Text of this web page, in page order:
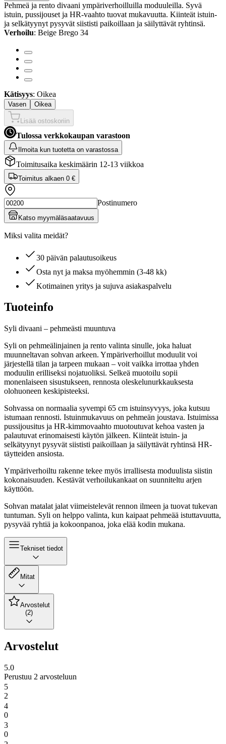
Pehmeä ja rento divaani ympäriverhoilluilla moduuleilla. Syvä
istuin, pussijouset ja HR-vaahto tuovat mukavuutta. Kiinteät istuin-
ja selkätyynyt pysyvät siististi paikoillaan ja säilyttävät ryhtinsä.
Verhoilu: Beige Brego 34
Kätisyys: Oikea
Vasen Oikea
Lisää ostoskoriin
Tulossa verkkokaupan varastoon
Ilmoita kun tuotetta on varastossa
Toimitusaika keskimäärin 12-13 viikkoa
Toimitus alkaen 0 €
Postinumero
Katso myymäläsaatavuus
Miksi valita meidät?
30 päivän palautusoikeus
Osta nyt ja maksa myöhemmin (3-48 kk)
Kotimainen yritys ja sujuva asiakaspalvelu
Tuoteinfo
Syli divaani – pehmeästi muuntuva
Syli on pehmeälinjainen ja rento valinta sinulle, joka haluat
muunneltavan sohvan arkeen. Ympäriverhoillut moduulit voi
järjestellä tilan ja tarpeen mukaan – voit vaikka irrottaa yhden
moduulin erilliseksi nojatuoliksi. Selkeä muotoilu sopii
monenlaiseen sisustukseen, rennosta oleskelunurkkauksesta
olohuoneen keskipisteeksi.
Sohvassa on normaalia syvempi 65 cm istuinsyvyys, joka kutsuu
istumaan rennosti. Istuinmukavuus on pehmeän joustava. Istuimissa
pussijousitus ja HR-kimmovaahto muotoutuvat kehoa vasten ja
palautuvat erinomaisesti käytön jälkeen. Kiinteät istuin- ja
selkätyynyt pysyvät siististi paikoillaan ja säilyttävät ryhtinsä HR-
täytteiden ansiosta.
Ympäriverhoiltu rakenne tekee myös irrallisesta moduulista siistin
kokonaisuuden. Kestävät verhoilukankaat on suunniteltu arjen
käyttöön.
Sohvan matalat jalat viimeistelevät rennon ilmeen ja tuovat tukevan
tuntuman. Syli on helppo valinta, kun kaipaat pehmeää istuttavuutta,
pysyvää ryhtiä ja kokoonpanoa, joka elää kodin mukana.
Tekniset tiedot
Mitat
Arvostelut
(2)
Arvostelut
5.0
Perustuu 2 arvosteluun
5
2
4
0
3
0